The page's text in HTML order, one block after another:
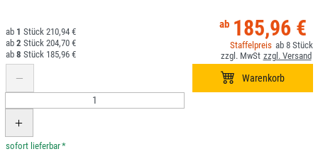
185,96 €
8
1
210,94 €
2
204,70 €
8
185,96 €
*